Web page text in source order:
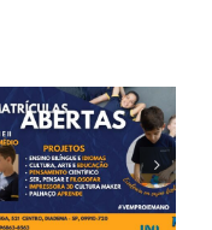
Multitech